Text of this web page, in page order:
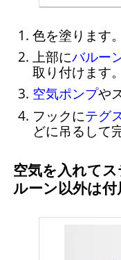
色を塗ります。
上部にバルー
取り付けます。
空気ポンプや
フックにテグ
どに吊るして
空気を入れて
ルーン以外は